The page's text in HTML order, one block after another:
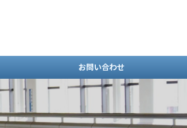
お問い合わせ